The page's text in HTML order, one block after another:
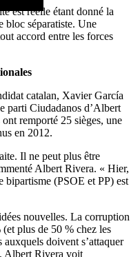
est réelle étant donné la
bloc séparatiste. Une
accord entre les forces
catalan, Xavier García
parti Ciudadanos d’Albert
remporté 25 sièges, une
en 2012.
Il ne peut plus être
Albert Rivera. « Hier,
(PSOE et PP) est
nouvelles. La corruption
plus de 50 % chez les
doivent s’attaquer
Albert Rivera voit